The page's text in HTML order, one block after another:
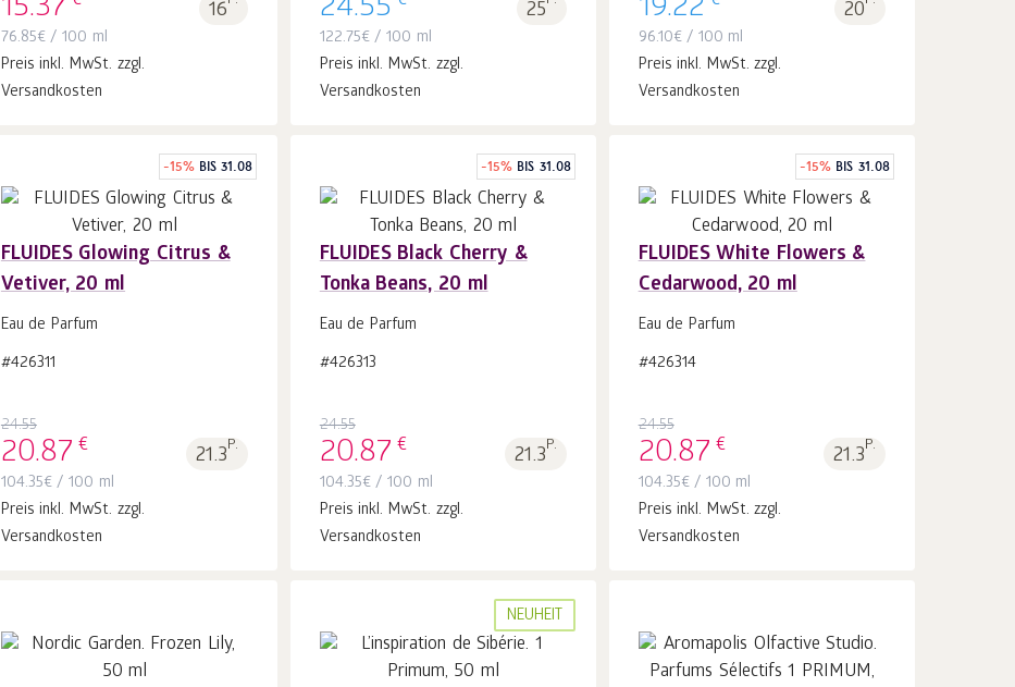
15.37 16
76.85€/ 100 ml
Preis inkl. MwSt. zzgl.
Versandkosten
24.55 25
122.75€/ 100 ml
Preis inkl. MwSt. zzgl.
Versandkosten
19.22 20
96.10€/ 100 ml
Preis inkl. MwSt. zzgl.
Versandkosten
-15% BIS 31.08
FLUIDES Glowing Citrus &
Vetiver, 20 ml
Eau de Parfum
#426311
24.55
20.87 € 21.3P.
104.35€/ 100 ml
Preis inkl. MwSt. zzgl.
Versandkosten
den Warenkorb
-15% BIS 31.08
FLUIDES Black Cherry &
Tonka Beans, 20 ml
Eau de Parfum
#426313
24.55
20.87 € 21.3P.
104.35€/ 100 ml
Preis inkl. MwSt. zzgl.
Versandkosten
den Warenkorb
-15% BIS 31.08
FLUIDES White Flowers &
Cedarwood, 20 ml
Eau de Parfum
#426314
24.55
20.87 € 21.3P.
104.35€/ 100 ml
Preis inkl. MwSt. zzgl.
Versandkosten
den Warenkorb
NEUHEIT